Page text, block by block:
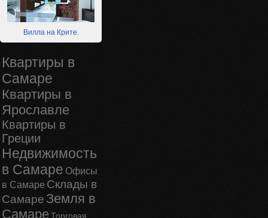
Вилла на Крите.
Квартиры в
Самаре
Квартиры в
Ярославле
Квартиры в
Греции
Недвижимость
в Самаре Офисы
в Самаре Склады в
Самаре Земля в
СамареТорговая